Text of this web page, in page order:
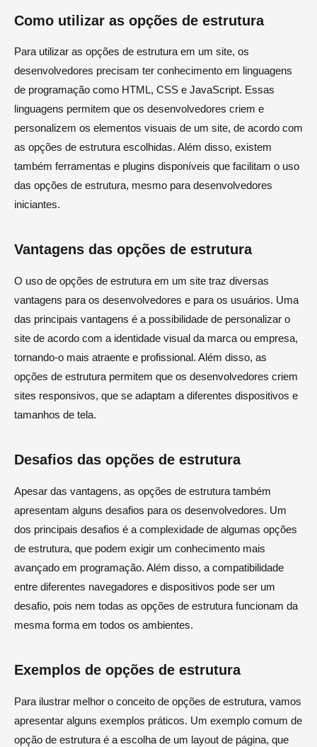
Como utilizar as opções de estrutura
Para utilizar as opções de estrutura em um site, os
desenvolvedores precisam ter conhecimento em linguagens
de programação como HTML, CSS e JavaScript. Essas
linguagens permitem que os desenvolvedores criem e
personalizem os elementos visuais de um site, de acordo com
as opções de estrutura escolhidas. Além disso, existem
também ferramentas e plugins disponíveis que facilitam o uso
das opções de estrutura, mesmo para desenvolvedores
iniciantes.
Vantagens das opções de estrutura
O uso de opções de estrutura em um site traz diversas
vantagens para os desenvolvedores e para os usuários. Uma
das principais vantagens é a possibilidade de personalizar o
site de acordo com a identidade visual da marca ou empresa,
tornando-o mais atraente e profissional. Além disso, as
opções de estrutura permitem que os desenvolvedores criem
sites responsivos, que se adaptam a diferentes dispositivos e
tamanhos de tela.
Desafios das opções de estrutura
Apesar das vantagens, as opções de estrutura também
apresentam alguns desafios para os desenvolvedores. Um
dos principais desafios é a complexidade de algumas opções
de estrutura, que podem exigir um conhecimento mais
avançado em programação. Além disso, a compatibilidade
entre diferentes navegadores e dispositivos pode ser um
desafio, pois nem todas as opções de estrutura funcionam da
mesma forma em todos os ambientes.
Exemplos de opções de estrutura
Para ilustrar melhor o conceito de opções de estrutura, vamos
apresentar alguns exemplos práticos. Um exemplo comum de
opção de estrutura é a escolha de um layout de página, que